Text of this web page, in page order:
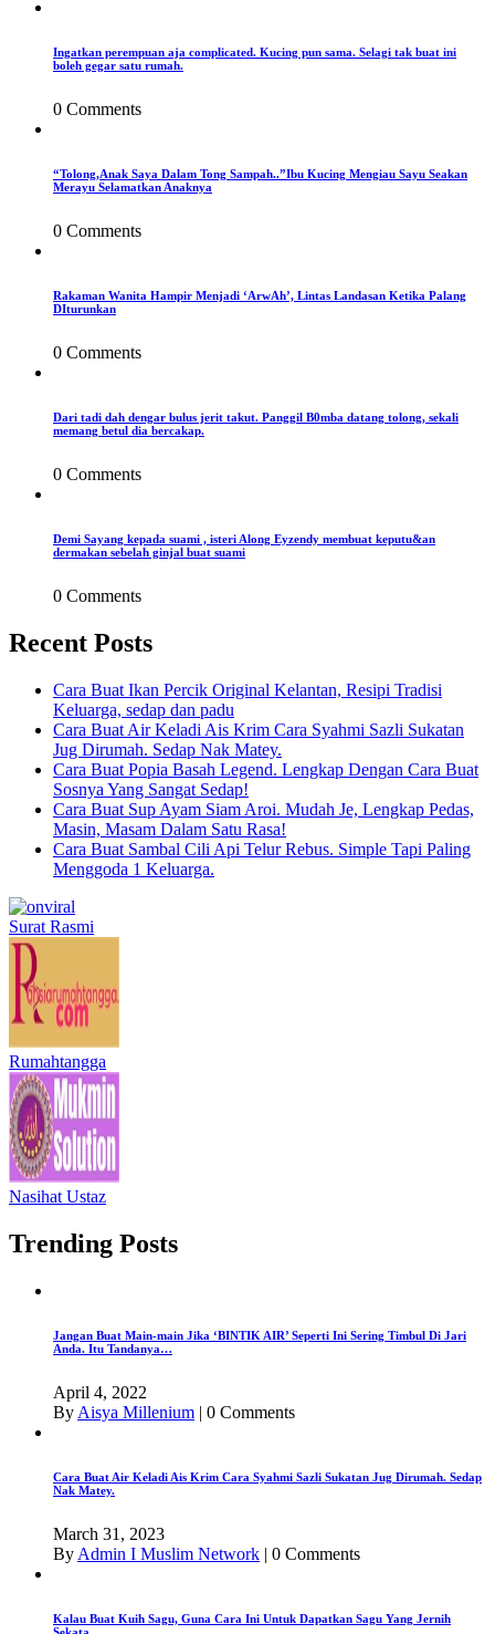
Ingatkan perempuan aja complicated. Kucing pun sama. Selagi tak buat ini
boleh gegar satu rumah.
0 Comments
“Tolong,Anak Saya Dalam Tong Sampah..”Ibu Kucing Mengiau Sayu Seakan
Merayu Selamatkan Anaknya
0 Comments
Rakaman Wanita Hampir Menjadi ‘ArwAh’, Lintas Landasan Ketika Palang
DIturunkan
0 Comments
Dari tadi dah dengar bulus jerit takut. Panggil B0mba datang tolong, sekali
memang betul dia bercakap.
0 Comments
Demi Sayang kepada suami , isteri Along Eyzendy membuat keputu&an
dermakan sebelah ginjal buat suami
0 Comments
Recent Posts
Cara Buat Ikan Percik Original Kelantan, Resipi Tradisi
Keluarga, sedap dan padu
Cara Buat Air Keladi Ais Krim Cara Syahmi Sazli Sukatan
Jug Dirumah. Sedap Nak Matey.
Cara Buat Popia Basah Legend. Lengkap Dengan Cara Buat
Sosnya Yang Sangat Sedap!
Cara Buat Sup Ayam Siam Aroi. Mudah Je, Lengkap Pedas,
Masin, Masam Dalam Satu Rasa!
Cara Buat Sambal Cili Api Telur Rebus. Simple Tapi Paling
Menggoda 1 Keluarga.
Surat Rasmi
Rumahtangga
Nasihat Ustaz
Trending Posts
Jangan Buat Main-main Jika ‘BINTIK AIR’ Seperti Ini Sering Timbul Di Jari
Anda. Itu Tandanya…
April 4, 2022
By Aisya Millenium | 0 Comments
Cara Buat Air Keladi Ais Krim Cara Syahmi Sazli Sukatan Jug Dirumah. Sedap
Nak Matey.
March 31, 2023
By Admin I Muslim Network | 0 Comments
Kalau Buat Kuih Sagu, Guna Cara Ini Untuk Dapatkan Sagu Yang Jernih
Sekata.